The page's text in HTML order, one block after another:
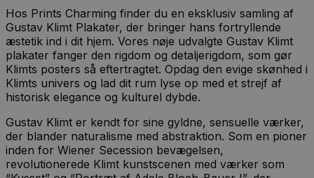
Hos Prints Charming finder du en eksklusiv samling af
Gustav Klimt Plakater, der bringer hans fortryllende
æstetik ind i dit hjem. Vores nøje udvalgte Gustav Klimt
plakater fanger den rigdom og detaljerigdom, som gør
Klimts posters så eftertragtet. Opdag den evige skønhed i
Klimts univers og lad dit rum lyse op med et strejf af
historisk elegance og kulturel dybde.
Gustav Klimt er kendt for sine gyldne, sensuelle værker,
der blander naturalisme med abstraktion. Som en pioner
inden for Wiener Secession bevægelsen,
revolutionerede Klimt kunstscenen med værker som